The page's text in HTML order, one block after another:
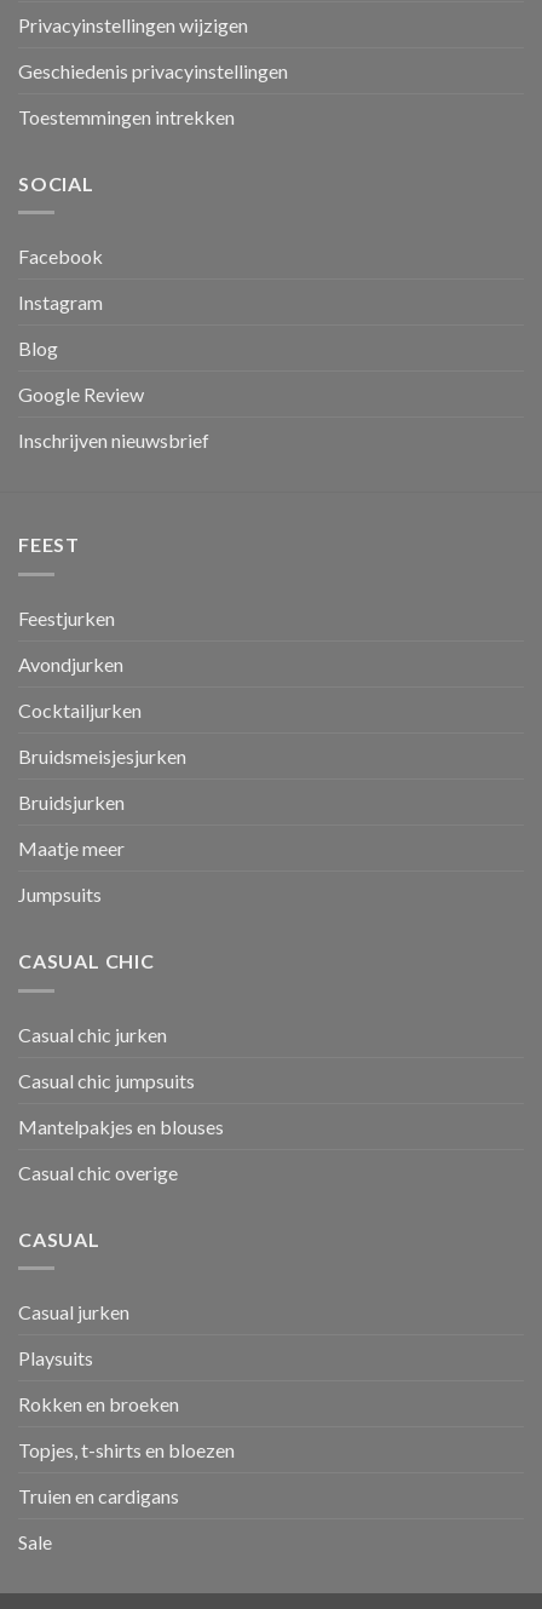
Privacyinstellingen wijzigen
Geschiedenis privacyinstellingen
Toestemmingen intrekken
SOCIAL
Facebook
Instagram
Blog
Google Review
Inschrijven nieuwsbrief
FEEST
Feestjurken
Avondjurken
Cocktailjurken
Bruidsmeisjesjurken
Bruidsjurken
Maatje meer
Jumpsuits
CASUAL CHIC
Casual chic jurken
Casual chic jumpsuits
Mantelpakjes en blouses
Casual chic overige
CASUAL
Casual jurken
Playsuits
Rokken en broeken
Topjes, t-shirts en bloezen
Truien en cardigans
Sale